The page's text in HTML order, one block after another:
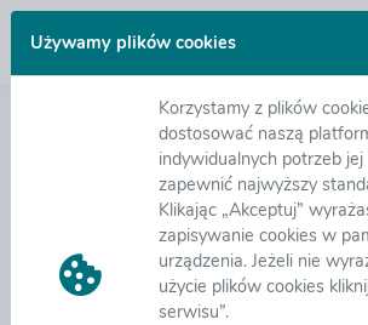
Używamy plików cookies
Korzystamy z plików
dostosować naszą
indywidualnych potrzeb
zapewnić najwyższy
Klikając „Akceptuj”
zapisywanie cookies w
urządzenia. Jeżeli nie
użycie plików cookies
serwisu”.
Witamy na platformie zakupowej
Nowoczesna Platforma
zarządzanie procesami
tworzenia wniosków
organizację zapytań ofertowych,
elektronicznych, zapewniając